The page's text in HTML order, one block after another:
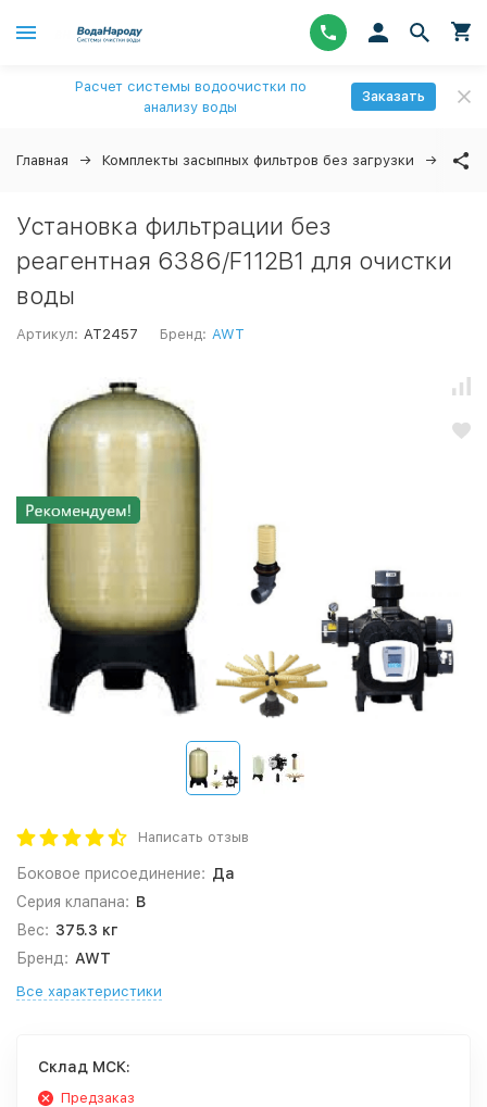
Расчет системы водоочистки по
анализу воды
Заказать
Главная Комплекты засыпных фильтров без загрузки
Установка фильтрации без
реагентная 6386/F112B1 для очистки
воды
Артикул: AT2457 Бренд: AWT
Написать отзыв
Боковое присоединение: Да
Серия клапана: B
Вес: 375.3 кг
Бренд: AWT
Все характеристики
Cклад МСК:
Предзаказ